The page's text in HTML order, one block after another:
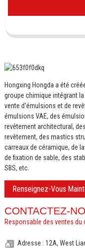
Hongxing Hongda a été
groupe chimique intégrant
vente d'émulsions et de
émulsions VAE, des
revêtement architectural,
revêtement, des mastics
carreaux de céramique, de
de fixation de sable, des
SBS, etc.
Renseignez-Vous
CONTACTEZ-
Responsable des ventes
Adresse : 12A, West